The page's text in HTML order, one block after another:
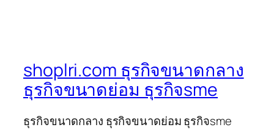
shoplri.com ธุรกิจขนาดกลาง
ธุรกิจขนาดย่อม ธุรกิจsme
ธุรกิจขนาดกลาง ธุรกิจขนาดย่อม ธุรกิจsme